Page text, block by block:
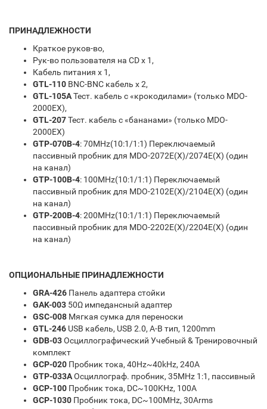
ПРИНАДЛЕЖНОСТИ
Краткое руков-во,
Рук-во пользователя на CD x 1,
Кабель питания x 1,
GTL-110 BNC-BNC кабель x 2,
GTL-105AТест. кабель с «крокодилами» (только MDO-
2000EX),
GTL-207Тест. кабель с «бананами» (только MDO-
2000EX)
GTP-070B-4: 70MHz(10:1/1:1) Переключаемый
пассивный пробник для MDO-2072E(X)/2074E(X) (один
на канал)
GTP-100B-4: 100MHz(10:1/1:1) Переключаемый
пассивный пробник для MDO-2102E(X)/2104E(X) (один
на канал)
GTP-200B-4: 200MHz(10:1/1:1) Переключаемый
пассивный пробник для MDO-2202E(X)/2204E(X) (один
на канал)
ОПЦИОНАЛЬНЫЕ ПРИНАДЛЕЖНОСТИ
GRA-426 Панель адаптера стойки
GAK-003 50Ω импедансный адаптер
GSC-008 Мягкая сумка для переноски
GTL-246 USB кабель, USB 2.0, A-B тип, 1200mm
GDB-03Осциллографический Учебный & Тренировочный
комплект
GCP-020 Пробник тока, 40Hz~40kHz, 240A
GTP-033AОсциллограф. пробник, 35MHz 1:1, пассивный
GCP-100 Пробник тока, DC~100KHz, 100A
GCP-1030 Пробник тока, DC~100MHz, 30Arms